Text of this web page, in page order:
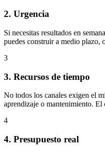
2. Urgencia
Si necesitas resultados en
puedes construir a medio plazo,
3
3. Recursos de tiempo
No todos los canales exigen el
aprendizaje o mantenimiento. El
4
4. Presupuesto real